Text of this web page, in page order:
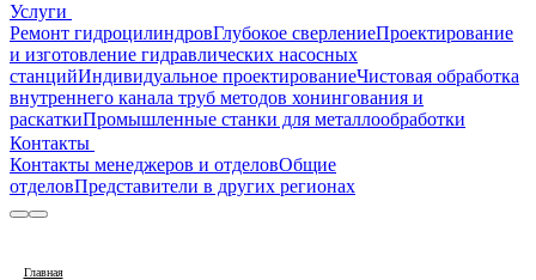
Услуги
Ремонт гидроцилиндровГлубокое сверлениеПроектирование
и изготовление гидравлических насосных
станцийИндивидуальное проектированиеЧистовая обработка
внутреннего канала труб методов хонингования и
раскаткиПромышленные станки для металлообработки
Контакты
Контакты менеджеров и отделовОбщие
отделовПредставители в других регионах
Главная